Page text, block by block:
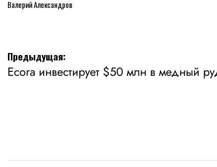
Валерий Александров
Навигация
по
Предыдущая:
Ecora инвестирует $50 млн в медный